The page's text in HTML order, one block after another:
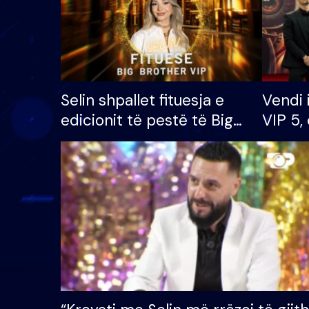
Selin shpallet fituesja e
edicionit të pestë të Big
Brother VIP, rrëmben
çmimin e madh prej 100
mijë eurosh
Vendi
VIP